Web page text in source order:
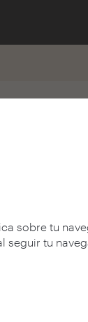
sobre tu
seguir tu